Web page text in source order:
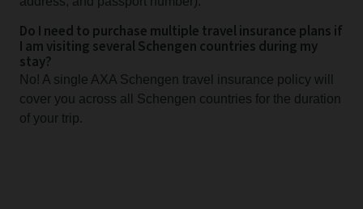
Do I need to purchase multiple travel insurance plans if
I am visiting several Schengen countries during my
stay?
No! A single AXA Schengen travel insurance policy will
cover you across all Schengen countries for the duration
of your trip.